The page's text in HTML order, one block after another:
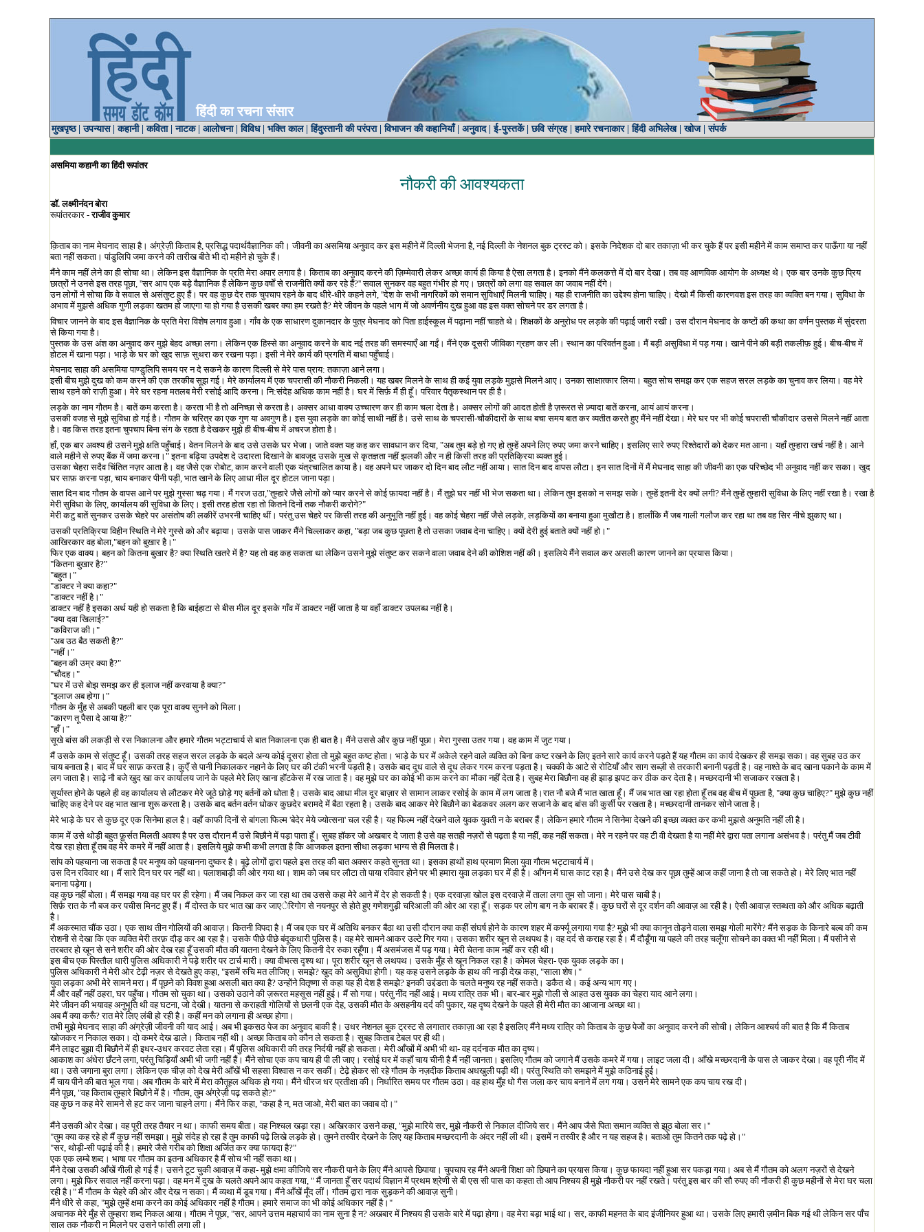
हिंदी का रचना संसार
मुखपृष्ठ|उपन्यास|कहानी|कविता|नाटक| आलोचना|विविध| भक्ति काल|हिंदुस्तानी की परंपरा|विभाजन की कहानियाँ| अनुवाद|ई-पुस्तकें|छवि संग्रह|हमारे रचनाकार|हिंदी अभिलेख|खोज|संपर्क
असमिया कहानी का हिंदी रूपांतर
नौकरी की आवश्यकता
डॉ.लक्ष्मीनंदन बोरा
रूपांतरकार -राजीव कुमार
क़िताब का नाम मेघनाद साहा है। अंग्रेज़ी किताब है,प्रसिद्ध पदार्थवैज्ञानिक की। जीवनी का असमिया अनुवाद कर इस महीने में दिल्ली भेजना है,नई दिल्ली के नेशनल बुक ट्रस्ट को। इसके निदेशक दो बार तकाज़ा भी कर चुके हैं पर इसी महीने में काम समाप्त कर पाऊँगा या नहीं
बता नहीं सकता। पांडुलिपि जमा करने की तारीख बीते भी दो महीने हो चुके हैं।
मैंने काम नहीं लेने का ही सोचा था। लेकिन इस वैज्ञानिक के प्रति मेरा अपार लगाव है। किताब का अनुवाद करने की ज़िम्मेवारी लेकर अच्छा कार्य ही किया है ऐसा लगता है। इनको मैंने कलकत्ते में दो बार देखा। तब वह आणविक आयोग के अध्यक्ष थे। एक बार उनके कुछ प्रिय
छात्रों ने उनसे इस तरह पूछा , ''सर आप एक बड़े वैज्ञानिक हैं लेकिन कुछ वर्षों से राजनीति क्यों कर रहे हैं?''सवाल सुनकर वह बहुत गंभीर हो गए। छात्रों को लगा वह सवाल का जवाब नहीं देंगे।
उन लोगों ने सोचा कि वे सवाल से असंतुष्ट हुए हैं। पर वह कुछ देर तक चुपचाप रहने के बाद धीरे-धीरे कहने लगे , ''देश के सभी नागरिकों को समान सुविधाएँ मिलनी चाहिए। यह ही राजनीति का उद्देश्य होना चाहिए। देखो मैं किसी कारणवश इस तरह का व्यक्ति बन गया। सुविधा के
अभाव में मुझसे अधिक गुणी लड़का खतम हो जाएगा या हो गया है उसकी खबर क्या हम रखते है?मेरे जीवन के पहले भाग में जो अवर्णनीय दुख हुआ वह इस वक्त सोचने पर डर लगता है।
विचार जानने के बाद इस वैज्ञानिक के प्रति मेरा विशेष लगाव हुआ। गाँव के एक साधारण दुकानदार के पुत्र मेघनाद को पिता हाईस्कूल में पढ़ाना नहीं चाहते थे। शिक्षकों के अनुरोध पर लड़के की पढ़ाई जारी रखी। उस दौरान मेघनाद के कष्टों की कथा का वर्णन पुस्तक में सुंदरता
से किया गया है।
पुस्तक के उस अंश का अनुवाद कर मुझे बेहद अच्छा लगा। लेकिन एक हिस्से का अनुवाद करने के बाद नई तरह की समस्याएँ आ गईं। मैंने एक दूसरी जीविका ग्रहण कर ली। स्थान का परिवर्तन हुआ। मैं बड़ी असुविधा में पड़ गया। खाने पीने की बड़ी तकलीफ़ हुई। बीच-बीच में
होटल में खाना पड़ा। भाड़े के घर को खुद साफ़ सुथरा कर रखना पड़ा। इसी ने मेरे कार्य की प्रगति में बाधा पहुँचाई।
मेघनाद साहा की असमिया पाण्डुलिपि समय पर न दे सकने के कारण दिल्ली से मेरे पास प्राय: तकाज़ा आने लगा।
इसी बीच मुझे दुख को कम करने की एक तरकीब सूझ गई। मेरे कार्यालय में एक चपरासी की नौकरी निकली। यह खबर मिलने के साथ ही कई युवा लड़के मुझसे मिलने आए। उनका साक्षात्कार लिया। बहुत सोच समझ कर एक सहज सरल लड़के का चुनाव कर लिया। वह मेरे
साथ रहने को राज़ी हुआ। मेरे घर रहना मतलब मेरी रसोई आदि करना। नि:संदेह अधिक काम नहीं है। घर में सिर्फ़ मैं ही हूँ। परिवार पैतृकस्थान पर ही है।
लड़के का नाम गौतम है। बातें कम करता है। करता भी है तो अनिच्छा से करता है। अक्सर आधा वाक्य उच्चारण कर ही काम चला देता है। अक्सर लोगों की आदत होती है ज़रूरत से ज़्यादा बातें करना आयं आयं करना।
उसकी वजह से मुझे सुविधा हो गई है। गौतम के चरित्र का एक गुण या अवगुण है। इस युवा लड़के का कोई साथी नहीं है। उसे साथ के चपरासी-चौकीदारों के साथ बचा समय बात कर व्यतीत करते हुए मैंने नहीं देखा। मेरे घर पर भी कोई चपरासी चौकीदार उससे मिलने नहीं आता
है। वह किस तरह इतना चुपचाप बिना संग के रहता है देखकर मुझे ही बीच-बीच में अचरज होता है।
हाँ,एक बार अवश्य ही उसने मुझे क्षति पहुँचाई। वेतन मिलने के बाद उसे उसके घर भेजा। जाते वक्त यह कह कर सावधान कर दिया , "अब तुम बड़े हो गए हो तुम्हें अपने लिए रुपए जमा करने चाहिए। इसलिए सारे रुपए रिश्तेदारों को देकर मत आना। यहाँ तुम्हारा खर्च नहीं है। आने
वाले महीने से रुपए बैंक में जमा करना।" इतना बढ़िया उपदेश दे उदारता दिखाने के बावजूद उसके मुख से कृतज्ञता नहीं झलकी और न ही किसी तरह की प्रतिक्रिया व्यक्त हुई।
उसका चेहरा सदैव चिंतित नज़र आता है। वह जैसे एक रोबोट,काम करने वाली एक यंत्रचालित काया है। वह अपने घर जाकर दो दिन बाद लौट नहीं आया। सात दिन बाद वापस लौटा। इन सात दिनों में मैं मेघनाद साहा की जीवनी का एक परिच्छेद भी अनुवाद नहीं कर सका। खुद
घर साफ़ करना पड़ा ,चाय बनाकर पीनी पड़ी भात खाने के लिए आधा मील दूर होटल जाना पड़ा।
सात दिन बाद गौतम के वापस आने पर मुझे गुस्सा चढ़ गया। मैं गरज उठा,"तुम्हारे जैसे लोगों को प्यार करने से कोई फ़ायदा नहीं है। मैं तुझे घर नहीं भी भेज सकता था। लेकिन तुम इसको न समझ सके। तुम्हें इतनी देर क्यों लगी?मैंने तुम्हें तुम्हारी सुविधा के लिए नहीं रखा है। रखा है
मेरी सुविधा के लिए,कार्यालय की सुविधा के लिए। इसी तरह होता रहा तो कितने दिनों तक नौकरी करोगे?"
मेरी कटु बातें सुनकर उसके चेहरे पर असंतोष की लकीरें उभरनी चाहिए थीं। परंतु उस चेहरे पर किसी तरह की अनुभूति नहीं हुई। वह कोई चेहरा नहीं जैसे लड़के,लड़कियों का बनाया हुआ मुखौटा है। हालाँकि मैं जब गाली गलौज कर रहा था तब वह सिर नीचे झुकाए था।
उसकी प्रतिक्रिया विहीन स्थिति ने मेरे गुस्से को और बढ़ाया। उसके पास जाकर मैंने चिल्लाकर कहा , "बड़ा जब कुछ पूछता है तो उसका जवाब देना चाहिए। क्यों देरी हुई बताते क्यों नहीं हो।"
आखिरकार वह बोला ,"बहन को बुखार है।"
फिर एक वाक्य। बहन को कितना बुखार है?क्या स्थिति खतरे में है?यह तो वह कह सकता था लेकिन उसने मुझे संतुष्ट कर सकने वाला जवाब देने की कोशिश नहीं की। इसलिये मैंने सवाल कर असली कारण जानने का प्रयास किया।
"कितना बुखार है?"
"बहुत।"
"डाक्टर ने क्या कहा?"
"डाक्टर नहीं है।"
डाक्टर नहीं है इसका अर्थ यही हो सकता है कि बाईहाटा से बीस मील दूर इसके गाँव में डाक्टर नहीं जाता है या वहाँ डाक्टर उपलब्ध नहीं है।
"क्या दवा खिलाई?"
"कविराज की।"
"अब उठ बैठ सकती है?"
"नहीं।"
"बहन की उम्र क्या है?"
"चौदह।"
"घर में उसे बोझ समझ कर ही इलाज नहीं करवाया है क्या?"
"इलाज अब होगा।"
गौतम के मुँह से अबकी पहली बार एक पूरा वाक्य सुनने को मिला।
"कारण तू पैसा दे आया है?"
"हाँ।"
सूखे बांस की लकड़ी से रस निकालना और हमारे गौतम भट्टाचार्य से बात निकालना एक ही बात है। मैंने उससे और कुछ नहीं पूछा। मेरा गुस्सा उतर गया। वह काम में जुट गया।
मैं उसके काम से संतुष्ट हूँ। उसकी तरह सहज सरल लड़के के बदले अन्य कोई दूसरा होता तो मुझे बहुत कष्ट होता। भाड़े के घर में अकेले रहने वाले व्यक्ति को बिना कष्ट रखने के लिए इतने सारे कार्य करने पड़ते हैं यह गौतम का कार्य देखकर ही समझ सका। वह सुबह उठ कर
चाय बनाता है। बाद में घर साफ़ करता है। कुएँ से पानी निकालकर नहाने के लिए घर की टंकी भरनी पड़ती है। उसके बाद दूध वाले से दूध लेकर गरम करना पड़ता है। चक्की के आटे से रोटियाँ और साग सब्ज़ी से तरकारी बनानी पड़ती है। वह नाश्ते के बाद खाना पकाने के काम में
लग जाता है। साढ़े नौ बजे खुद खा कर कार्यालय जाने के पहले मेरे लिए खाना हॉटकेस में रख जाता है। वह मुझे घर का कोई भी काम करने का मौका नहीं देता है। सुबह मेरा बिछौना वह ही झाड़ झपट कर ठीक कर देता है। मच्छरदानी भी सजाकर रखता है।
सूर्यास्त होने के पहले ही वह कार्यालय से लौटकर मेरे जूठे छोड़े गए बर्तनों को धोता है। उसके बाद आधा मील दूर बाज़ार से सामान लाकर रसोई के काम में लग जाता है।रात नौ बजे मैं भात खाता हूँ। मैं जब भात खा रहा होता हूँ तब वह बीच में पूछता है, "क्या कुछ चाहिए?"मुझे कुछ नहीं
चाहिए कह देने पर वह भात खाना शुरू करता है। उसके बाद बर्तन वर्तन धोकर कुछदेर बरामदे में बैठा रहता है। उसके बाद आकर मेरे बिछौने का बेडकवर अलग कर सजाने के बाद बांस की कुर्सी पर रखता है। मच्छरदानी तानकर सोने जाता है।
मेरे भाड़े के घर से कुछ दूर एक सिनेमा हाल है। वहाँ काफी दिनों से बांगला फिल्म 'बेदेर मेये ज्योत्सना'चल रही है। यह फिल्म नहीं देखने वाले युवक युवती न के बराबर हैं। लेकिन हमारे गौतम ने सिनेमा देखने की इच्छा व्यक्त कर कभी मुझसे अनुमति नहीं ली है।
काम में उसे थोड़ी बहुत फ़ुर्सत मिलती अवश्य है पर उस दौरान मैं उसे बिछौने में पड़ा पाता हूँ। सुबह हॉकर जो अखबार दे जाता है उसे वह सतही नज़रों से पढ़ता है या नहीं,कह नहीं सकता। मेरे न रहने पर वह टी वी देखता है या नहीं मेरे द्वारा पता लगाना असंभव है। परंतु मैं जब टीवी
देख रहा होता हूँ तब वह मेरे कमरे में नहीं आता है। इसलिये मुझे कभी कभी लगता है कि आजकल इतना सीधा लड़का भाग्य से ही मिलता है।
सांप को पहचाना जा सकता है पर मनुष्य को पहचानना दुष्कर है। बूढ़े लोगों द्वारा पहले इस तरह की बात अक्सर कहते सुनता था। इसका हाथों हाथ प्रमाण मिला युवा गौतम भट्टाचार्य में।
उस दिन रविवार था। मैं सारे दिन घर पर नहीं था। पलाशबाड़ी की ओर गया था। शाम को जब घर लौटा तो पाया रविवार होने पर भी हमारा युवा लड़का घर में ही है। आँगन में घास काट रहा है। मैंने उसे देख कर पूछा तुम्हें आज कहीं जाना है तो जा सकते हो। मेरे लिए भात नहीं
बनाना पड़ेगा।
वह कुछ नहीं बोला। मैं समझ गया वह घर पर ही रहेगा। मैं जब निकल कर जा रहा था तब उससे कहा मेरे आने में देर हो सकती है। एक दरवाज़ा खोल इस दरवाज़े में ताला लगा तुम सो जाना। मेरे पास चाबी है।
सिर्फ़ रात के नौ बज कर पचीस मिनट हुए हैं। मैं दोस्त के घर भात खा कर जाएेरिगोग से नयनपुर से होते हुए गणेशगुड़ी चरिआली की ओर आ रहा हूँ। सड़क पर लोग बाग न के बराबर हैं। कुछ घरों से दूर दर्शन की आवाज़ आ रही है। ऐसी आवाज़ स्तब्धता को और अधिक बढ़ाती
है।
मैं अकस्मात चौंक उठा। एक साथ तीन गोलियों की आवाज़। कितनी विपदा है। मैं जब एक घर में अतिथि बनकर बैठा था उसी दौरान क्या कहीं संघर्ष होने के कारण शहर में कर्फ्यू लगाया गया है?मुझे भी क्या कानून तोड़ने वाला समझ गोली मारेंगे?मैंने सड़क के किनारे बल्ब की कम
रोशनी से देखा कि एक व्यक्ति मेरी तरफ़ दौड़ कर आ रहा है। उसके पीछे पीछे बंदूकधारी पुलिस है। वह मेरे सामने आकर उल्टे गिर गया। उसका शरीर खून से लथपथ है। वह दर्द से कराह रहा है। मैं दौडूँगा या पहले की तरह चलूँगा सोचने का वक्त भी नहीं मिला। मैं पसीने से
तरबतर हो खून से सने शरीर की ओर देख रहा हूँ उसकी मौत की यातना देखने के लिए कितनी देर रुका रहूँगा। मैं असमंजस में पड़ गया। मेरी चेतना काम नहीं कर रही थी।
इस बीच एक पिस्तौल धारी पुलिस अधिकारी ने पड़े शरीर पर टार्च मारी। क्या वीभत्स दृश्य था। पूरा शरीर खून से लथपथ। उसके मुँह से खून निकल रहा है। कोमल चेहरा- एक युवक लड़के का।
पुलिस अधिकारी ने मेरी ओर टेढ़ी नज़र से देखते हुए कहा, "इसमें रुचि मत लीजिए। समझे?खुद को असुविधा होगी। यह कह उसने लड़के के हाथ की नाड़ी देख कहा, "साला शेष।"
युवा लड़का अभी मेरे सामने मरा। मैं पूछने को विवश हुआ असली बात क्या है?उन्होंने वितृष्णा से कहा यह ही देश है समझे?इनकी उद्दंडता के चलते मनुष्य रह नहीं सकते। डकैत थे। कई अन्य भाग गए।
मैं और वहाँ नहीं ठहरा,घर पहुँचा। गौतम सो चुका था। उसको उठाने की ज़रूरत महसूस नहीं हुई। मैं सो गया। परंतु नींद नहीं आई। मध्य रात्रि तक भी। बार-बार मुझे गोली से आहत उस युवक का चेहरा याद आने लगा।
मेरे जीवन की भयावह अनुभूति थी वह घटना,जो देखी। यातना से कराहती गोलियों से छलनी एक देह,उसकी मौत के असहनीय दर्द की पुकार,यह दृष्य देखने के पहले ही मेरी मौत का आजाना अच्छा था।
अब मैं क्या करूँ?रात मेरे लिए लंबी हो रही है। कहीं मन को लगाना ही अच्छा होगा।
तभी मुझे मेघनाद साहा की अंग्रेज़ी जीवनी की याद आई। अब भी इकसठ पेज का अनुवाद बाकी है। उधर नेशनल बुक ट्रस्ट से लगातार तकाज़ा आ रहा है इसलिए मैंने मध्य रात्रि को किताब के कुछ पेजों का अनुवाद करने की सोची। लेकिन आश्चर्य की बात है कि मैं किताब
खोजकर न निकाल सका। दो कमरे देख डाले। किताब नहीं थी। अच्छा किताब को कौन ले सकता है। सुबह किताब टेबल पर ही थी।
मैंने लाइट बुझा दी बिछौने में ही इधर-उधर करवट लेता रहा। मैं पुलिस अधिकारी की तरह निर्दयी नहीं हो सकता। मेरी आँखों में अभी भी था- वह दर्दनाक मौत का दृष्य।
आकाश का अंधेरा छँटने लगा,परंतु चिड़ियाँ अभी भी जगी नहीं हैं। मैंने सोचा एक कप चाय ही पी ली जाए। रसोई घर में कहाँ चाय चीनी है मैं नहीं जानता। इसलिए गौतम को जगाने मैं उसके कमरे में गया। लाइट जला दी। आँखे मच्छरदानी के पास ले जाकर देखा। वह पूरी नींद में
था। उसे जगाना बुरा लगा। लेकिन एक चीज़ को देख मेरी आँखें भी सहसा विश्वास न कर सकीं। टेढ़े होकर सो रहे गौतम के नज़दीक किताब अधखुली पड़ी थी। परंतु स्थिति को समझने में मुझे कठिनाई हुई।
मैं चाय पीने की बात भूल गया। अब गौतम के बारे में मेरा कौतूहल अधिक हो गया। मैंने धीरज धर प्रतीक्षा की। निर्धारित समय पर गौतम उठा। वह हाथ मुँह धो गैस जला कर चाय बनाने में लग गया। उसने मेरे सामने एक कप चाय रख दी।
मैंने पूछा, "वह किताब तुम्हारे बिछौने में है। गौतम,तुम अंग्रेज़ी पढ़ सकते हो?"
वह कुछ न कह मेरे सामने से हट कर जाना चाहने लगा। मैंने फिर कहा, "कहा है न,मत जाओ,मेरी बात का जवाब दो।"
मैंने उसकी ओर देखा। वह पूरी तरह तैयार न था। काफी समय बीता। वह निश्चल खड़ा रहा। अखिरकार उसने कहा, "मुझे मारिये सर,मुझे नौकरी से निकाल दीजिये सर। मैंने आप जैसे पिता समान व्यक्ति से झूठ बोला सर। ''
"तुम क्या कह रहे हो मैं कुछ नहीं समझा। मुझे संदेह हो रहा है तुम काफी पढ़े लिखे लड़के हो। तुमने तस्वीर देखने के लिए यह किताब मच्छरदानी के अंदर नहीं ली थी। इसमें न तस्वीर है और न यह सहज है। बताओ तुम कितने तक पढ़े हो।"
"सर, थोड़ी-सी पढ़ाई की है। हमारे जैसे गरीब को शिक्षा अर्जित कर क्या फायदा है?"
एक एक लम्बे शब्द। भाषा पर गौतम का इतना अधिकार है मैं सोच भी नहीं सका था।
मैंने देखा उसकी आँखें गीली हो गई हैं। उसने टूट चुकी आवाज़ में कहा- मुझे क्षमा कीजिये सर नौकरी पाने के लिए मैंने आपसे छिपाया। चुपचाप रह मैंने अपनी शिक्षा को छिपाने का प्रयास किया। कुछ फायदा नहीं हुआ सर पकड़ा गया। अब से मैं गौतम को अलग नज़रों से देखने
लगा। मुझे फिर सवाल नहीं करना पड़ा। वह मन में दुख के चलते अपने आप कहता गया, "मैं जानता हूँ सर पदार्थ विज्ञान में प्रथम श्रेणी से बी एस सी पास का कहता तो आप निश्चय ही मुझे नौकरी पर नहीं रखते। परंतु इस बार की सौ रुपए की नौकरी ही कुछ महीनों से मेरा घर चला
रही है।" मैं गौतम के चेहरे की ओर और देख न सका। मैं व्यथा में डूब गया। मैंने आँखें मूँद लीं। गौतम द्वारा नाक सुड़कने की आवाज़ सुनी।
मैंने धीरे से कहा, "मुझे तुम्हें क्षमा करने का कोई अधिकार नहीं है गौतम। हमारे समाज का भी कोई अधिकार नहीं है।"
अचानक मेरे मुँह से तुम्हारा शब्द निकल आया। गौतम ने पूछा, "सर, आपने उत्तम महाचार्य का नाम सुना है न? अखबार में निश्चय ही उसके बारे में पढ़ा होगा। वह मेरा बड़ा भाई था। सर,काफी महनत के बाद इंजीनियर हुआ था। उसके लिए हमारी ज़मीन बिक गई थी लेकिन सर पाँच
साल तक नौकरी न मिलने पर उसने फांसी लगा ली।